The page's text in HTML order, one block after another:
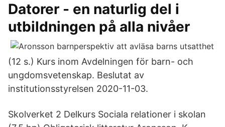
Datorer - en naturlig del i
utbildningen på alla nivåer
(12 s.) Kurs inom Avdelningen för barn- och
ungdomsvetenskap. Beslutat av
institutionsstyrelsen 2020-11-03.
Skolverket 2 Delkurs Sociala relationer i skolan